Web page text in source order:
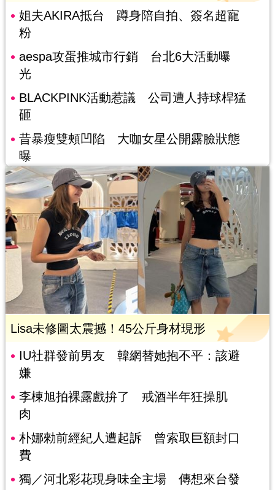
姐夫AKIRA抵台 蹲身陪自拍、簽名超寵
粉
aespa攻蛋推城市行銷 台北6大活動曝
光
BLACKPINK活動惹議 公司遭人持球桿猛
砸
昔暴瘦雙頰凹陷 大咖女星公開露臉狀態
曝
Lisa未修圖太震撼！45公斤身材現形
IU社群發前男友 韓網替她抱不平：該避
嫌
李棟旭拍裸露戲拚了 戒酒半年狂操肌
肉
朴娜勑前經紀人遭起訴 曾索取巨額封口
費
獨／河北彩花現身味全主場 傳想來台發